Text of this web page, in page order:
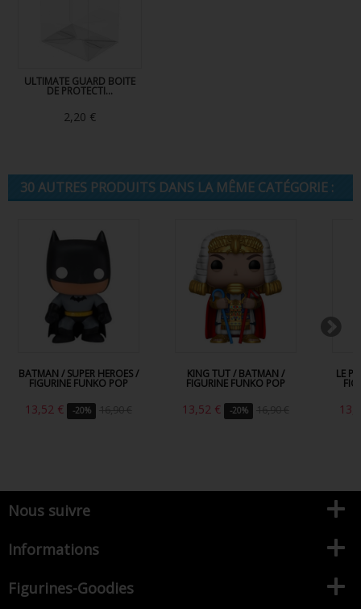
ULTIMATE GUARD BOITE
DE PROTECTI...
2,20 €
30 AUTRES PRODUITS DANS LA MÊME CATÉGORIE :
BATMAN / SUPER HEROES /
FIGURINE FUNKO POP
13,52 € -20% 16,90 €
KING TUT / BATMAN /
FIGURINE FUNKO POP
13,52 € -20% 16,90 €
LE
Nous suivre
Informations
Figurines-Goodies